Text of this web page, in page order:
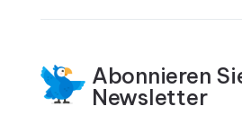
Abonnieren
Newsletter